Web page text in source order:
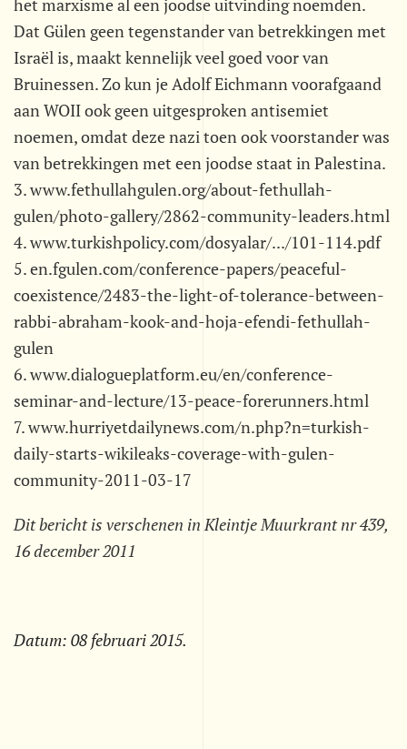
het marxisme al een joodse uitvinding noemden.
Dat Gülen geen tegenstander van betrekkingen met
Israël is, maakt kennelijk veel goed voor van
Bruinessen. Zo kun je Adolf Eichmann voorafgaand
aan WOII ook geen uitgesproken antisemiet
noemen, omdat deze nazi toen ook voorstander was
van betrekkingen met een joodse staat in Palestina.
3. www.fethullahgulen.org/about-fethullah-
gulen/photo-gallery/2862-community-leaders.html
4. www.turkishpolicy.com/dosyalar/.../101-114.pdf
5. en.fgulen.com/conference-papers/peaceful-
coexistence/2483-the-light-of-tolerance-between-
rabbi-abraham-kook-and-hoja-efendi-fethullah-
gulen
6. www.dialogueplatform.eu/en/conference-
seminar-and-lecture/13-peace-forerunners.html
7. www.hurriyetdailynews.com/n.php?n=turkish-
daily-starts-wikileaks-coverage-with-gulen-
community-2011-03-17
Dit bericht is verschenen in Kleintje Muurkrant nr 439,
16 december 2011
Datum: 08 februari 2015.